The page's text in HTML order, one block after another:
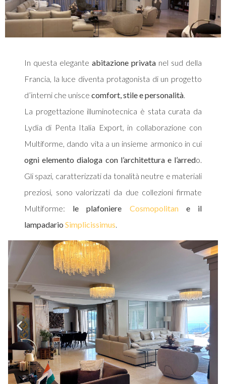
In questa elegante abitazione privata nel sud della
Francia, la luce diventa protagonista di un progetto
d’interni che unisce comfort, stile e personalità.
La progettazione illuminotecnica è stata curata da
Lydia di Penta Italia Export, in collaborazione con
Multiforme, dando vita a un insieme armonico in cui
ogni elemento dialoga con l’architettura e l’arredo.
Gli spazi, caratterizzati da tonalità neutre e materiali
preziosi, sono valorizzati da due collezioni firmate
Multiforme: le plafoniere Cosmopolitane il
lampadario Simplicissimus.